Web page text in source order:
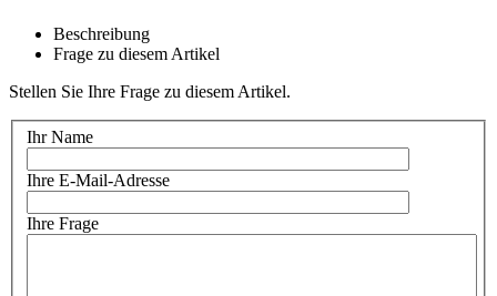
Beschreibung
Frage zu diesem Artikel
Stellen Sie Ihre Frage zu diesem Artikel.
Ihr Name
Ihre E-Mail-Adresse
Ihre Frage